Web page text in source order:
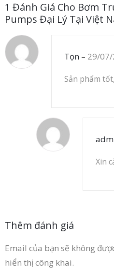
1 Đánh Giá Cho Bơm
Pumps Đại Lý Tại Việt
Tọn – 29/
Sản phẩm
Xin
Thêm đánh giá
Email của bạn sẽ không
hiển thị công khai.